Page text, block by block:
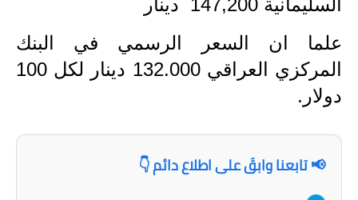
المرحلة الابتدائية
كتب مدرسية
السليمانية 147,200 دينار
علما ان السعر الرسمي في البنك
المركزي العراقي 132.000 دينار لكل 100
دولار.
📢 تابعنا وابقَ على اطلاع دائم 👇